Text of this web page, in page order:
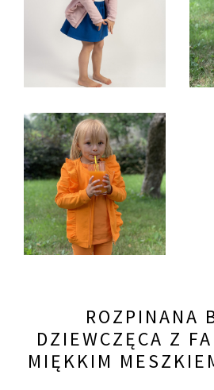
ROZPINANA
DZIEWCZĘCA Z
MIĘKKIM